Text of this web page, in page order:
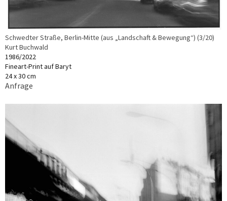
Schwedter Straße, Berlin-Mitte (aus „Landschaft & Bewegung“) (3/20)
Kurt Buchwald
1986/2022
Fineart-Print auf Baryt
24 x 30 cm
Anfrage